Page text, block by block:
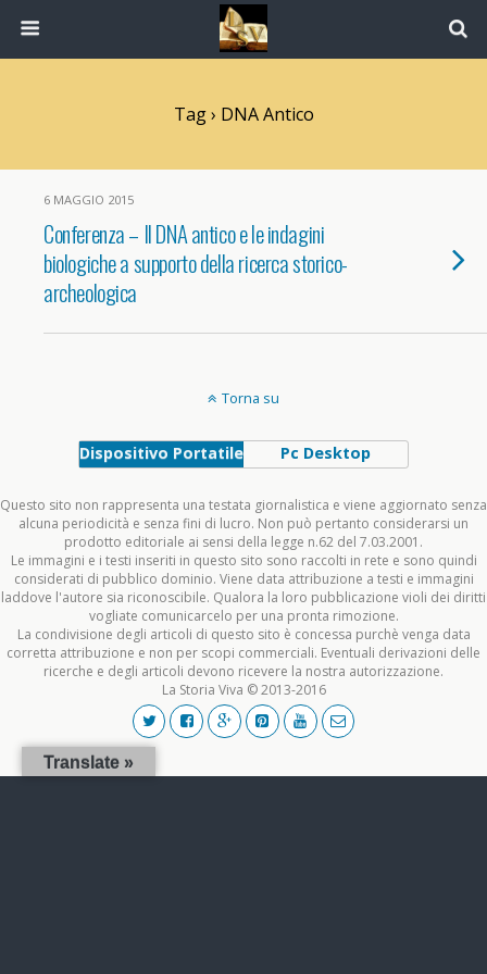
Tag › DNA Antico
6 MAGGIO 2015
Conferenza – Il DNA antico e le indagini
biologiche a supporto della ricerca storico-
archeologica
Torna su
Dispositivo Portatile Pc Desktop
Questo sito non rappresenta una testata giornalistica e viene aggiornato senza
alcuna periodicità e senza fini di lucro. Non può pertanto considerarsi un
prodotto editoriale ai sensi della legge n.62 del 7.03.2001.
Le immagini e i testi inseriti in questo sito sono raccolti in rete e sono quindi
considerati di pubblico dominio. Viene data attribuzione a testi e immagini
laddove l'autore sia riconoscibile. Qualora la loro pubblicazione violi dei diritti
vogliate comunicarcelo per una pronta rimozione.
La condivisione degli articoli di questo sito è concessa purchè venga data
corretta attribuzione e non per scopi commerciali. Eventuali derivazioni delle
ricerche e degli articoli devono ricevere la nostra autorizzazione.
La Storia Viva © 2013-2016
Translate »